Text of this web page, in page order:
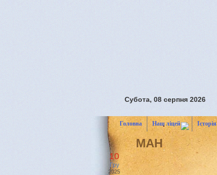
Субота, 08 серпня 2026
Головна Наш ліцей Історія
10
Гру
2025
МАН